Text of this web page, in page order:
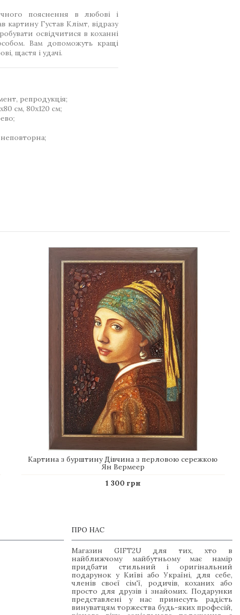
пояснення в любові і
картину Густав Клімт, відразу
освідчитися в коханні
Вам допоможуть кращі
щастя і удачі.
репродукція;
см, 80x120 см;
неповторна;
Картина з бурштину Дівчина з перловою сережкою
Ян Вермеер
1 300 грн
ПРО НАС
Магазин GIFT2U для тих, хто в
найближчому майбутньому має намір
придбати стильний і оригінальний
подарунок у Київі або Україні, для себе,
членів своєї сім'ї, родичів, коханих або
просто для друзів і знайомих. Подарунки
представлені у нас принесуть радість
винуватцям торжества будь-яких професій,